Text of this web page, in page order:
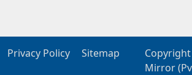
Privacy Policy Sitemap
Mirror